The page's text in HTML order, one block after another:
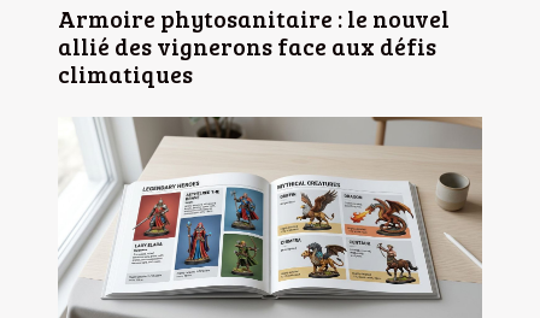
Armoire phytosanitaire : le nouvel
allié des vignerons face aux défis
climatiques